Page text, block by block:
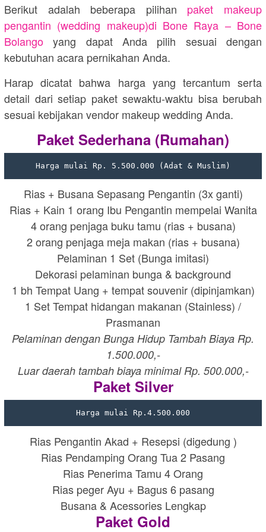
Berikut adalah beberapa pilihan paket makeup
pengantin (wedding makeup)di Bone Raya – Bone
Bolango yang dapat Anda pilih sesuai dengan
kebutuhan acara pernikahan Anda.
Harap dicatat bahwa harga yang tercantum serta
detail dari setiap paket sewaktu-waktu bisa berubah
sesuai kebijakan vendor makeup wedding Anda.
Paket Sederhana (Rumahan)
Harga mulai Rp. 5.500.000 (Adat & Muslim)
Rias + Busana Sepasang Pengantin (3x ganti)
Rias + Kain 1 orang Ibu Pengantin mempelai Wanita
4 orang penjaga buku tamu (rias + busana)
2 orang penjaga meja makan (rias + busana)
Pelaminan 1 Set (Bunga imitasi)
Dekorasi pelaminan bunga & background
1 bh Tempat Uang + tempat souvenir (dipinjamkan)
1 Set Tempat hidangan makanan (Stainless) /
Prasmanan
Pelaminan dengan Bunga Hidup Tambah Biaya Rp.
1.500.000,-
Luar daerah tambah biaya minimal Rp. 500.000,-
Paket Silver
Harga mulai Rp.4.500.000
Rias Pengantin Akad + Resepsi (digedung )
Rias Pendamping Orang Tua 2 Pasang
Rias Penerima Tamu 4 Orang
Rias peger Ayu + Bagus 6 pasang
Busana & Acessories Lengkap
Paket Gold